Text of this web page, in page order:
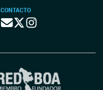
CONTACTO